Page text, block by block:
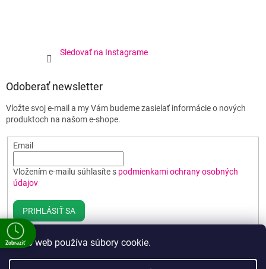
Tento web používa súbory cookie.
Sledovať na Instagrame
Odoberať newsletter
Vložte svoj e-mail a my Vám budeme zasielať informácie o nových
produktoch na našom e-shope.
Email
Vložením e-mailu súhlasíte s podmienkami ochrany osobných
údajov
PRIHLÁSIŤ SA
Vytvoril Shoptet
Zobraziť